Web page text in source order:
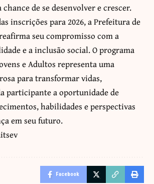
de se desenvolver e crescer.
inscrições para 2026, a Prefeitura de
seu compromisso com a
e a inclusão social. O programa
e Adultos representa uma
para transformar vidas,
participante a oportunidade de
habilidades e perspectivas
em seu futuro.
Facebook